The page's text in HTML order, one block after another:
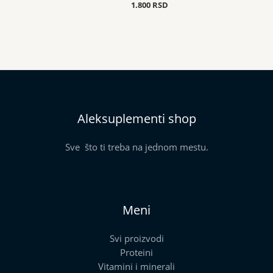
1.800 RSD
Aleksuplementi shop
Sve što ti treba na jednom mestu.
Meni
Svi proizvodi
Proteini
Vitamini i minerali